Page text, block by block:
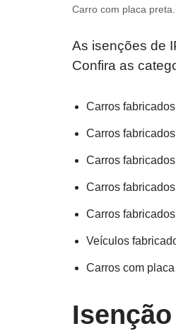
Carro com placa
As isenções de
Confira as
Carros
Carros
Carros
Carros
Carros
Veículos
Carros com